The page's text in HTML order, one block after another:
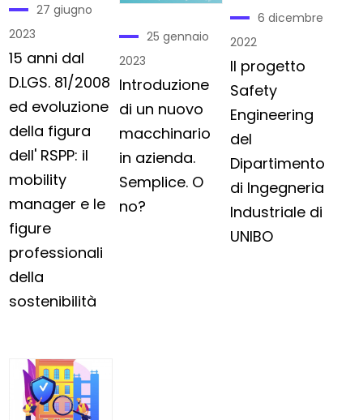
27 giugno
2023
15 anni dal
D.LGS. 81/2008
ed evoluzione
della figura
dell' RSPP: il
mobility
manager e le
figure
professionali
della
sostenibilità
25 gennaio
2023
Introduzione
di un nuovo
macchinario
in azienda.
Semplice. O
no?
6 dicembre
2022
Il progetto
Safety
Engineering
del
Dipartimento
di Ingegneria
Industriale di
UNIBO